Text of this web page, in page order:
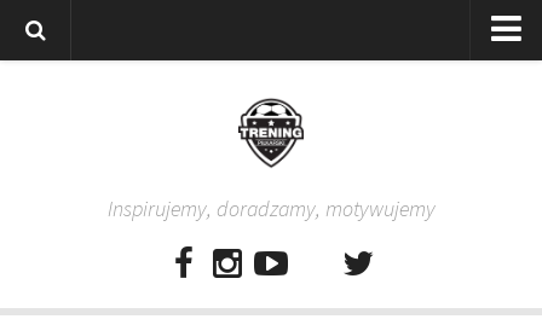
RodziceInspirujemy, doradzamy, motywujemy